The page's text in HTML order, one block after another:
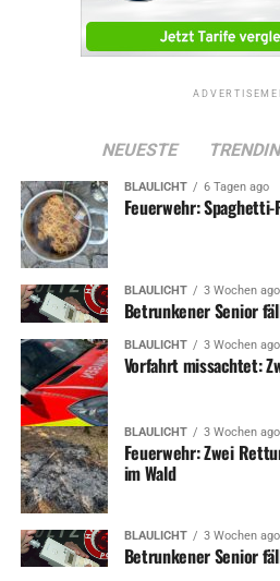
NEUESTE
BLAULICHT 6 Tagen ago
Feuerwehr:
BLAULICHT 3 Wochen ago
Betrunkener Senior
BLAULICHT 3 Wochen ago
Vorfahrt missachtet:
BLAULICHT 3 Wochen ago
Feuerwehr: Zwei
im Wald
BLAULICHT 3 Wochen ago
Betrunkener Senior